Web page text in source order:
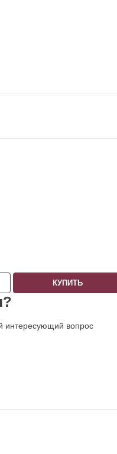
КУПИТЬ
интересующий вопрос